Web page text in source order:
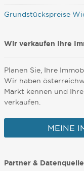
Grundstückspreise
Wir verkaufen Ihre
Planen Sie, Ihre
Wir haben
Markt kennen und
verkaufen.
MEINE
Partner &